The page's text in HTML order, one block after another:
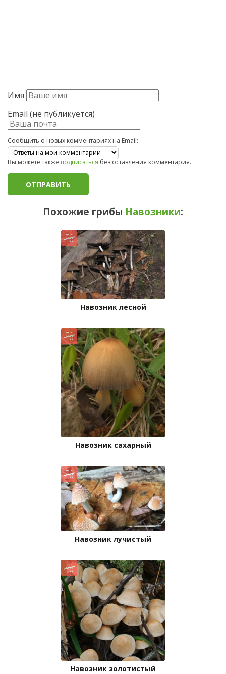
Имя
Email (не публикуется)
Сообщить о новых комментариях на Email:
Вы можете такжеподписатьсябез оставления комментария.
Похожие грибы Навозники:
Навозник лесной
Навозник сахарный
Навозник лучистый
Навозник золотистый